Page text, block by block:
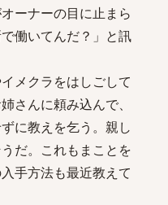
ーナーの目に止まら
働いてんだ？」と訊
メクラをはしごして
さんに頼み込んで、
に教えを乞う。親し
だ。これもまことを
手方法も最近教えて